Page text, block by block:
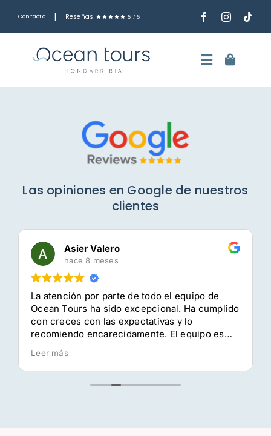
contenido
Contacto | Reseñas 5 /5
Toggle
Rutas en barco
Salidas de pesca
Tarjetas regalo
Alquila el barco
Cenizas
Preguntas frecuentes
Galería
Las opiniones en Google de nuestros
clientes
Asier Valero
hace 8 meses
La atención por parte de todo el equipo de
Ocean Tours ha sido excepcional. Ha cumplido
con creces con las expectativas y lo
recomiendo encarecidamente. El equipo es
super profesional y el conocimiento del
entorno así como de la dinámica de la
actividad, han hecho de la jornada una
experiencia inolvidable.
Leer más